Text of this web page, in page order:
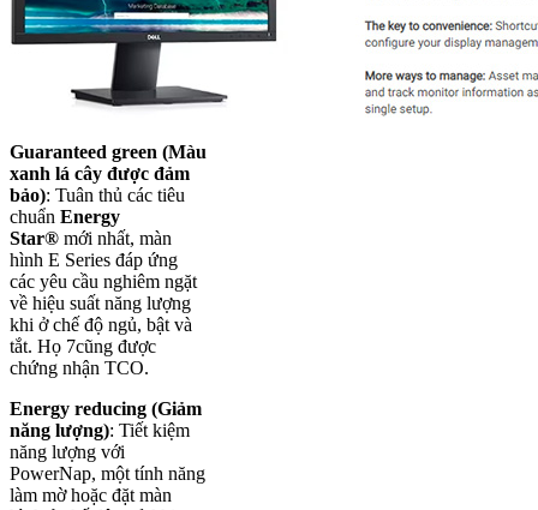
Guaranteed green (Màu
xanh lá cây được đảm
bảo): Tuân thủ các tiêu
chuẩn Energy
Star® mới nhất, màn
hình E Series đáp ứng
các yêu cầu nghiêm ngặt
về hiệu suất năng lượng
khi ở chế độ ngủ, bật và
tắt. Họ 7cũng được
chứng nhận TCO.
Energy reducing (Giảm
năng lượng): Tiết kiệm
năng lượng với
PowerNap, một tính năng
làm mờ hoặc đặt màn